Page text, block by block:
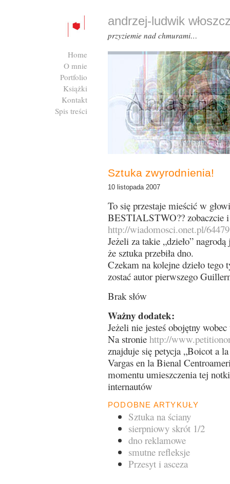
Sztuka zwyrodnienia!
10 listopada 2007
To się przestaje mieścić w
BESTIALSTWO?? zobaczcie i
http://wiadomosci.onet.pl/
Jeżeli za takie „dzieło”
że sztuka przebiła dno.
Czekam na kolejne dzieło
zostać autor pierwszego
Brak słów
Ważny dodatek:
Jeżeli nie jesteś obojętny
Na stronie http://
znajduje się petycja „Boicot a
Vargas en la Bienal
momentu umieszczenia tej
internautów
PODOBNE ARTYKUŁY
Sztuka na ściany
sierpniowy skrót 1/2
dno reklamowe
smutne refleksje
Przesyt i asceza
andrzej-ludwik
przyziemie nad chmurami…
Home
O mnie
Portfolio
Książki
Kontakt
Spis treści